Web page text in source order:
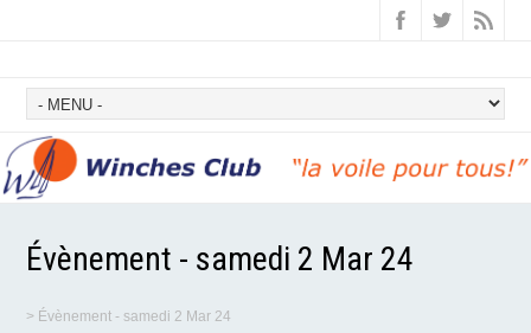
Évènement - samedi 2 Mar 24
> Évènement - samedi 2 Mar 24